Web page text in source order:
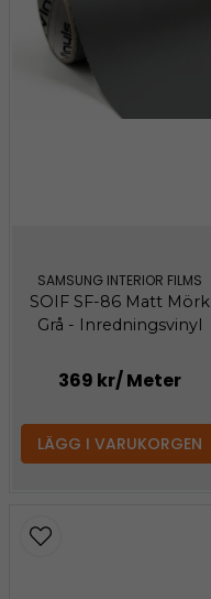
SAMSUNG INTERIOR FILMS
SOIF SF-86 Matt Mörk
Grå - Inredningsvinyl
369 kr/ Meter
LÄGG I VARUKORGEN